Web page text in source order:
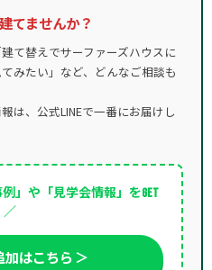
てませんか？
て替えでサーファーズハウスに
みたい」など、どんなご相談も
は、公式LINEで一番にお届けし
」や「見学会情報」をGET
／
加はこちら ＞